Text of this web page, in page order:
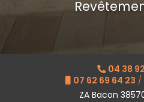
04 38
07 62 69 64 23 /
ZA Bacon